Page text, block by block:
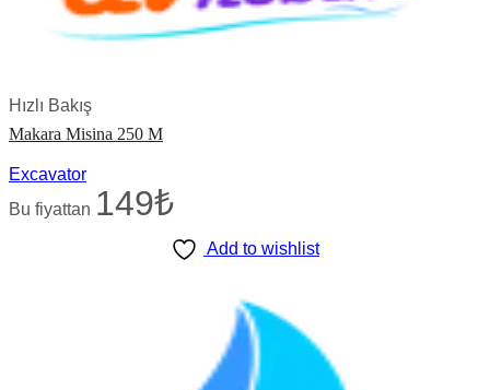
Hızlı Bakış
Makara Misina 250 M
Excavator
Bu fiyattan 149₺
Add to wishlist